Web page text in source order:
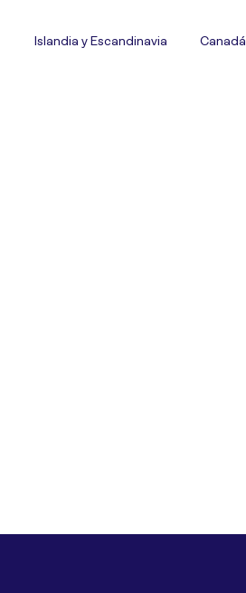
Islandia y Escandinavia Canadá